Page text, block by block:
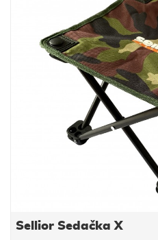
nabízen ve 4 barvách:
Sellior Sedačka X